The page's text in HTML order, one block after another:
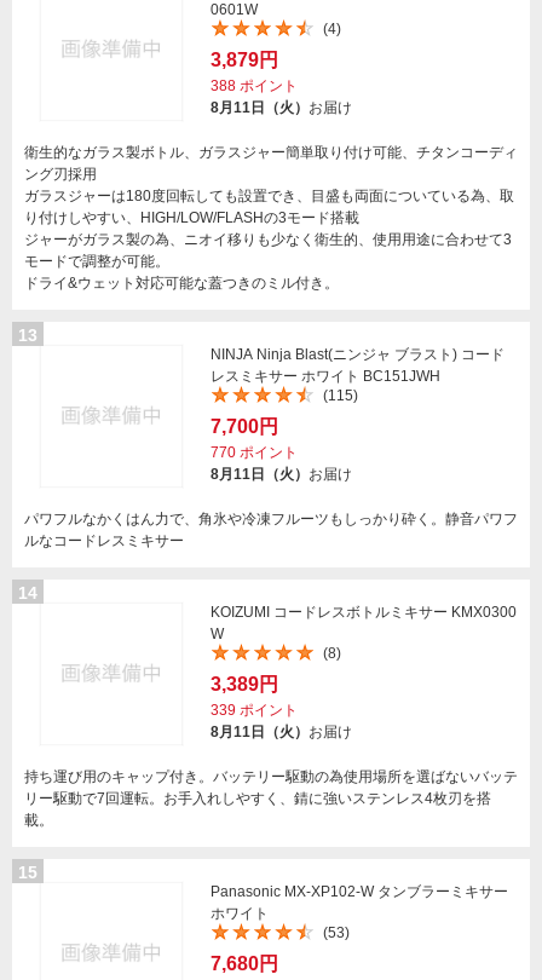
0601W
(4)
3,879円
388 ポイント
8月11日（火） お届け
衛生的なガラス製ボトル、ガラスジャー簡単取り付け可能、チタンコーディ
ング刃採用
ガラスジャーは180度回転しても設置でき、目盛も両面についている為、取
り付けしやすい、HIGH/LOW/FLASHの3モード搭載
ジャーがガラス製の為、ニオイ移りも少なく衛生的、使用用途に合わせて3
モードで調整が可能。
ドライ&ウェット対応可能な蓋つきのミル付き。
13
NINJA Ninja Blast(ニンジャ ブラスト) コード
レスミキサー ホワイト BC151JWH
(115)
7,700円
770 ポイント
8月11日（火） お届け
パワフルなかくはん力で、角氷や冷凍フルーツもしっかり砕く。静音パワフ
ルなコードレスミキサー
14
KOIZUMI コードレスボトルミキサー KMX0300
W
(8)
3,389円
339 ポイント
8月11日（火） お届け
持ち運び用のキャップ付き。バッテリー駆動の為使用場所を選ばないバッテ
リー駆動で7回運転。お手入れしやすく、錆に強いステンレス4枚刃を搭
載。
15
Panasonic MX-XP102-W タンブラーミキサー
ホワイト
(53)
7,680円